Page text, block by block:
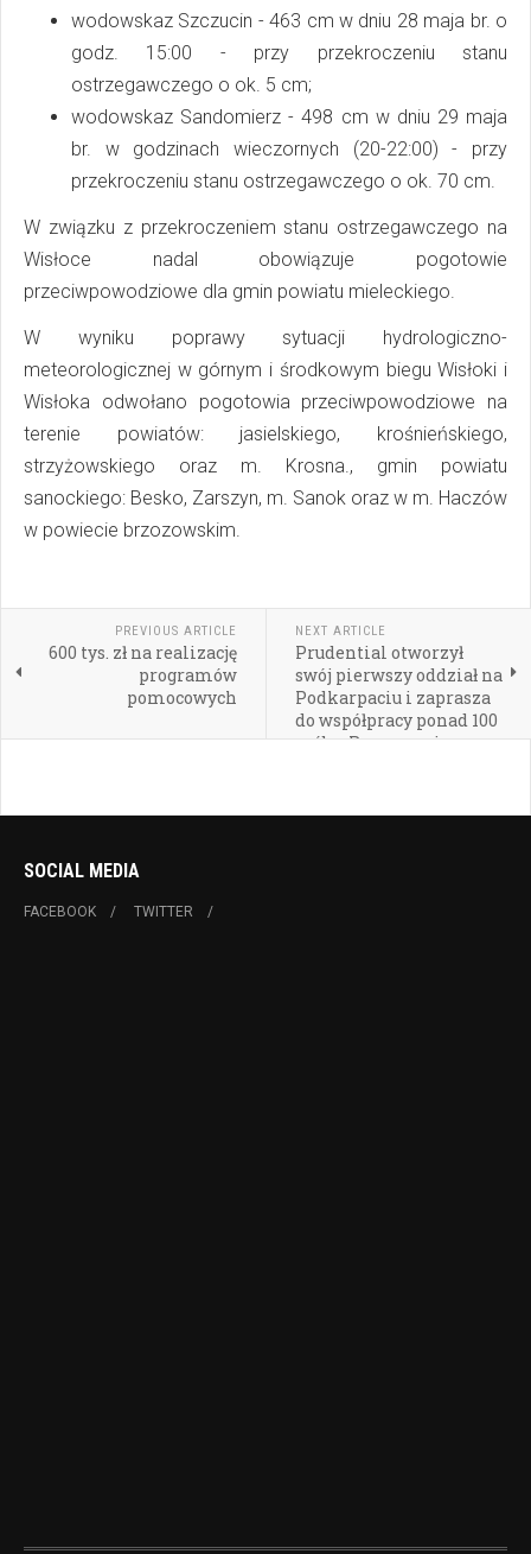
wodowskaz Szczucin - 463 cm w dniu 28 maja br. o
godz. 15:00 - przy przekroczeniu stanu
ostrzegawczego o ok. 5 cm;
wodowskaz Sandomierz - 498 cm w dniu 29 maja
br. w godzinach wieczornych (20-22:00) - przy
przekroczeniu stanu ostrzegawczego o ok. 70 cm.
W związku z przekroczeniem stanu ostrzegawczego na
Wisłoce nadal obowiązuje pogotowie
przeciwpowodziowe dla gmin powiatu mieleckiego.
W wyniku poprawy sytuacji hydrologiczno-
meteorologicznej w górnym i środkowym biegu Wisłoki i
Wisłoka odwołano pogotowia przeciwpowodziowe na
terenie powiatów: jasielskiego, krośnieńskiego,
strzyżowskiego oraz m. Krosna., gmin powiatu
sanockiego: Besko, Zarszyn, m. Sanok oraz w m. Haczów
w powiecie brzozowskim.
PREVIOUS ARTICLE
600 tys. zł na realizację
programów
pomocowych
NEXT ARTICLE
Prudential otworzył
swój pierwszy oddział na
Podkarpaciu i zaprasza
do współpracy ponad 100
osób z Rzeszowa i
SOCIAL MEDIA
FACEBOOK TWITTER